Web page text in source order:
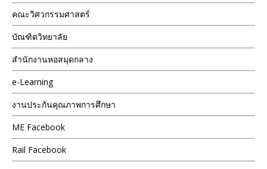
คณะวิศวกรรมศาสตร์
บัณฑิตวิทยาลัย
สำนักงานหอสมุดกลาง
e-Learning
งานประกันคุณภาพการศึกษา
ME Facebook
Rail Facebook